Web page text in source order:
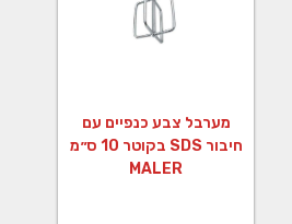
מערבל צבע כנפיים עם
חיבור SDS בקוטר 10 ס״מ
MALER